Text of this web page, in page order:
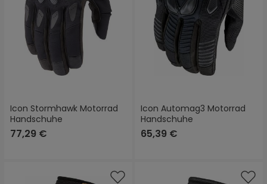
Icon Stormhawk Motorrad
Handschuhe
77,29 €
Icon Automag3 Motorrad
Handschuhe
65,39 €